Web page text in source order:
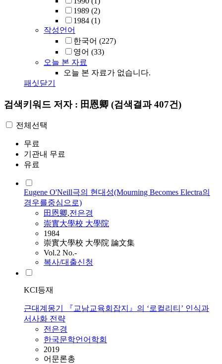
1989 (2)
1984 (1)
작성언어
한국어 (227)
영어 (33)
오늘 본 자료
오늘 본 자료가 없습니다.
패싯닫기
검색키워드 저자 : 田恩卿 (검색결과 407건)
전체선택
무료
기관내 무료
유료
Eugene O'Neill극의 현대성(Mourning Becomes Electra의
경우를중심으로)
田恩卿,전은경
崇實大學校 大學院
1984
崇實大學校 大學院 論文集
Vol.2 No.-
복사/대출신청
KCI등재
근대계몽기 『교남교육회잡지』의 ‘로컬리티’ 인식과
서사화 전략
전은경
한국문학언어학회
2019
어문론총